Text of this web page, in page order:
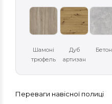
Шамоні
трюфель
Дуб
артизан
Бетон
Переваги навісної полиці